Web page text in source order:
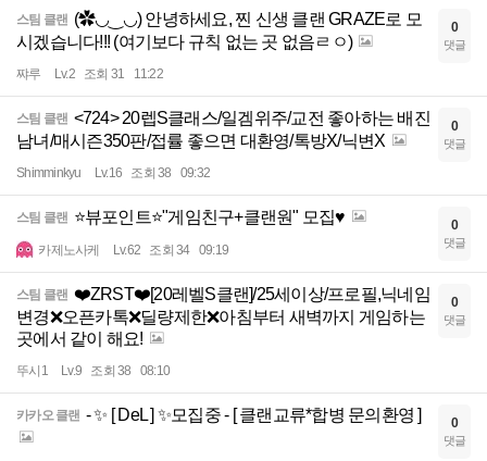
스팀 클랜 (✿◡‿◡) 안녕하세요, 찐 신생 클랜 GRAZE로 모
시겠습니다!!! (여기보다 규칙 없는 곳 없음ㄹㅇ)
쨔루 Lv.2 조회 31 11:22
0
댓글
스팀 클랜 <724> 20렙S클래스/일겜위주/교전 좋아하는 배진
남녀/매시즌350판/접률 좋으면 대환영/톡방X/닉변X
Shimminkyu Lv.16 조회 38 09:32
0
댓글
스팀 클랜 ⭐뷰포인트⭐"게임친구+클랜원" 모집♥️
카제노사케 Lv.62 조회 34 09:19
0
댓글
스팀 클랜 ❤️ZRST❤️[20레벨S클랜]/25세이상/프로필,닉네임
변경❌오픈카톡❌딜량제한❌아침부터 새벽까지 게임하는
곳에서 같이 해요!
뚜시1 Lv.9 조회 38 08:10
0
댓글
카카오 클랜 - ✨ [ DeL ] ✨모집중 - [ 클랜교류*합병 문의환영 ] 0
댓글